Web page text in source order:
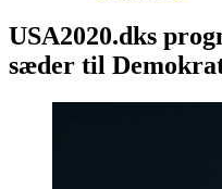
USA2020.dks
sæder til